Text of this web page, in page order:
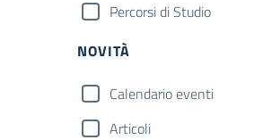
Percorsi di Studio
NOVITÀ
Calendario eventi
Articoli